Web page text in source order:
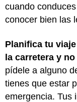
cuando
conocer bien las
Planifica tu
la carretera y no
pídele a alguno
tienes que estar
emergencia. Tus